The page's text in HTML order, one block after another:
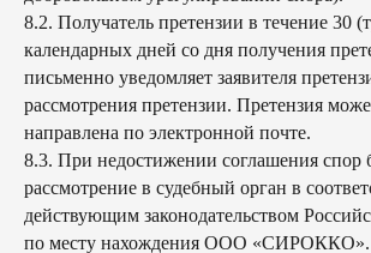
8.2. Получатель претензии в течение 30
календарных дней со дня получения
письменно уведомляет заявителя
рассмотрения претензии. Претензия
направлена по электронной почте.
8.3. При недостижении соглашения спор
рассмотрение в судебный орган в
действующим законодательством
по месту нахождения ООО «СИРОККО».